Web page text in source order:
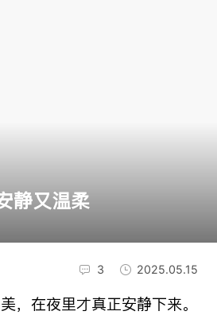
静又温柔
3 2025.05.15
，在夜里才真正安静下来。